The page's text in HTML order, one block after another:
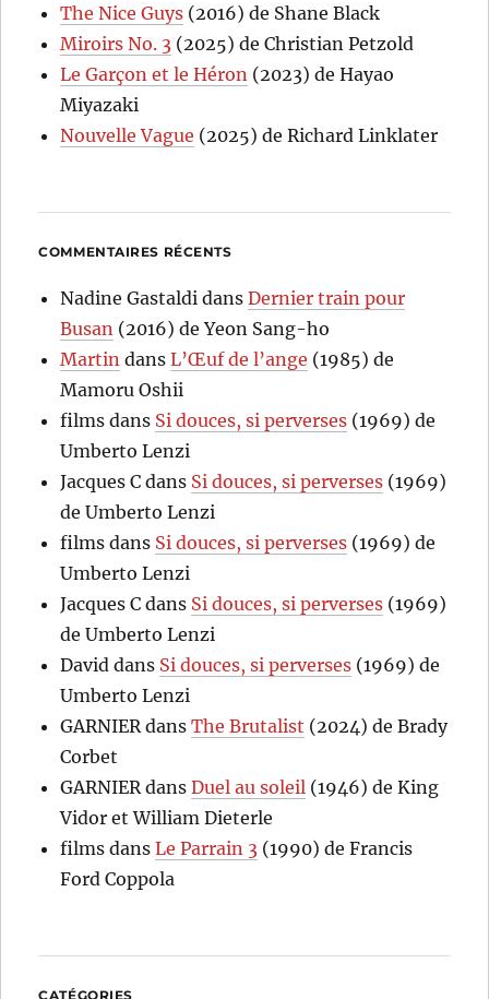
The Nice Guys (2016) de Shane Black
Miroirs No. 3 (2025) de Christian Petzold
Le Garçon et le Héron (2023) de Hayao
Miyazaki
Nouvelle Vague (2025) de Richard Linklater
COMMENTAIRES RÉCENTS
Nadine Gastaldi dansDernier train pour
Busan (2016) de Yeon Sang-ho
Martin dansL’Œuf de l’ange (1985) de
Mamoru Oshii
films dans Si douces, si perverses (1969) de
Umberto Lenzi
Jacques C dans Si douces, si perverses (1969)
de Umberto Lenzi
films dans Si douces, si perverses (1969) de
Umberto Lenzi
Jacques C dans Si douces, si perverses (1969)
de Umberto Lenzi
David dans Si douces, si perverses (1969) de
Umberto Lenzi
GARNIER dansThe Brutalist (2024) de Brady
Corbet
GARNIER dansDuel au soleil (1946) de King
Vidor et William Dieterle
films dansLe Parrain 3 (1990) de Francis
Ford Coppola
CATÉGORIES